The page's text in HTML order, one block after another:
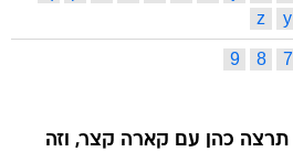
y
z
7
8
9
תרצה כהן עם קארה קצר, וזה